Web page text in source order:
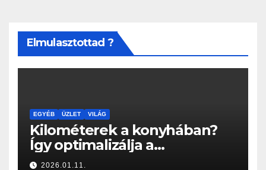
Elmulasztottad ?
EGYÉB ÜZLET VILÁG
Kilométerek a konyhában?
Így optimalizálja a
Konyhabútor Guru az
2026.01.11.